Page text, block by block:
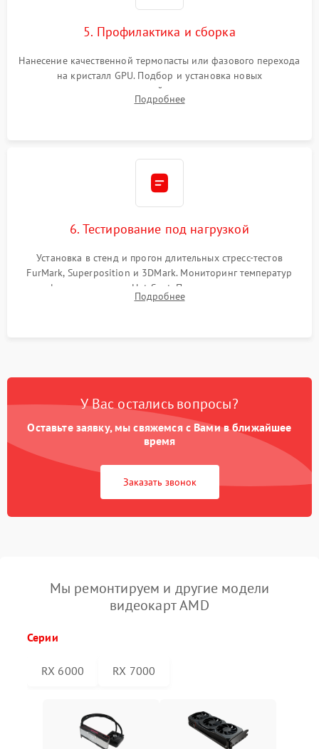
5. Профилактика и сборка
Нанесение качественной термопасты или фазового перехода
на кристалл GPU. Подбор и установка новых
термопрокладок правильной толщины на память и цепи
питания. Монтаж радиатора и бэкплейта, подключение и
Подробнее
6. Тестирование под нагрузкой
Установка в стенд и прогон длительных стресс-тестов
FurMark, Superposition и 3DMark. Мониторинг температур
графического чипа и Hot Spot. Проверка на отсутствие
артефактов изображения, вылетов драйвера и зависаний.
Подробнее
У Вас остались вопросы?
Оставьте заявку, мы свяжемся с Вами в ближайшее
время
Заказать звонок
Мы ремонтируем и другие модели
видеокарт AMD
Серии
RX 6000 RX 7000